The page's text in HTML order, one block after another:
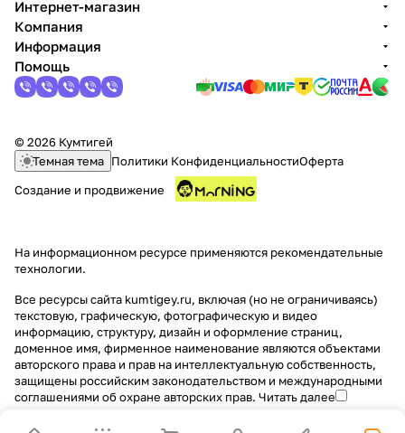
Интернет-магазин
Компания
Информация
Помощь
© 2026 Кумтигей
Темная тема Политики КонфиденциальностиОферта
Создание и продвижение
На информационном ресурсе применяются рекомендательные
технологии.
Все ресурсы сайта kumtigey.ru, включая (но не ограничиваясь)
текстовую, графическую, фотографическую и видео
информацию, структуру, дизайн и оформление страниц,
доменное имя, фирменное наименование являются объектами
авторского права и прав на интеллектуальную собственность,
защищены российским законодательством и международными
соглашениями об охране авторских прав. Читать далее